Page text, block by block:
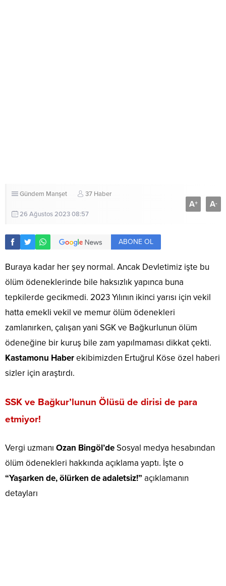
Gündem Manşet 37 Haber
26 Ağustos 2023 08:57
A+ A-
ABONE OL
Buraya kadar her şey normal. Ancak Devletimiz işte bu
ölüm ödeneklerinde bile haksızlık yapınca buna
tepkilerde gecikmedi. 2023 Yılının ikinci yarısı için vekil
hatta emekli vekil ve memur ölüm ödenekleri
zamlanırken, çalışan yani SGK ve Bağkurlunun ölüm
ödeneğine bir kuruş bile zam yapılmaması dikkat çekti.
Kastamonu Haberekibimizden Ertuğrul Köse özel haberi
sizler için araştırdı.
SSK ve Bağkur’lunun Ölüsü de dirisi de para
etmiyor!
Vergi uzmanı Ozan Bingöl’deSosyal medya hesabından
ölüm ödenekleri hakkında açıklama yaptı. İşte o
“Yaşarken de, ölürken de adaletsiz!” açıklamanın
detayları